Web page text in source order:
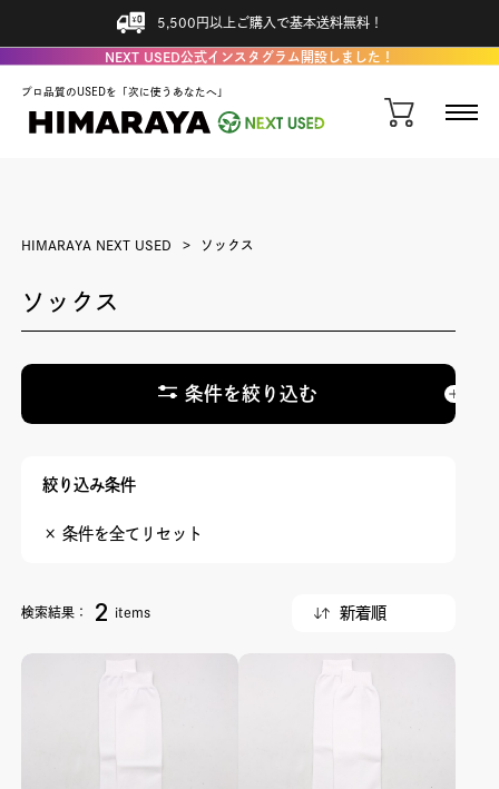
5,500円以上ご購入で基本送料無料！
NEXT USED公式インスタグラム開設しました！
プロ品質のUSEDを「次に使うあなたへ」
HIMARAYA NEXT USED ソックス
ソックス
条件を絞り込む
絞り込み条件
× 条件を全てリセット
検索結果： 2 items